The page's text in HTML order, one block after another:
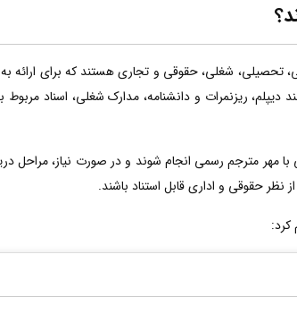
تحصیلی، شغلی، حقوقی و تجاری هستند که برای ارائه به
دیپلم، ریزنمرات و دانشنامه، مدارک شغلی، اسناد
مترجم رسمی انجام شوند و در صورت نیاز، مراحل
نظر حقوقی و اداری قابل استناد باشند.